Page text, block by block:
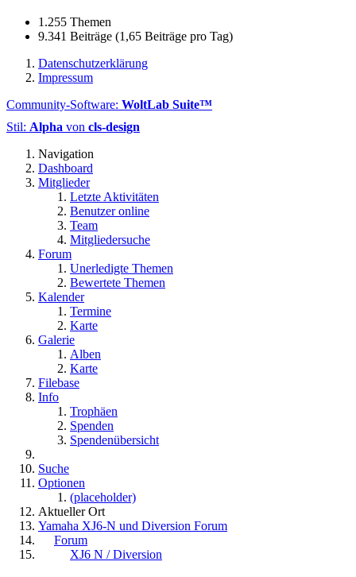
1.255 Themen
9.341 Beiträge (1,65 Beiträge pro Tag)
Datenschutzerklärung
Impressum
Community-Software: WoltLab Suite™
Stil: Alpha von cls-design
Navigation
Dashboard
Mitglieder
Letzte Aktivitäten
Benutzer online
Team
Mitgliedersuche
Forum
Unerledigte Themen
Bewertete Themen
Kalender
Termine
Karte
Galerie
Alben
Karte
Filebase
Info
Trophäen
Spenden
Spendenübersicht
Suche
Optionen
(placeholder)
Aktueller Ort
Yamaha XJ6-N und Diversion Forum
Forum
XJ6 N / Diversion